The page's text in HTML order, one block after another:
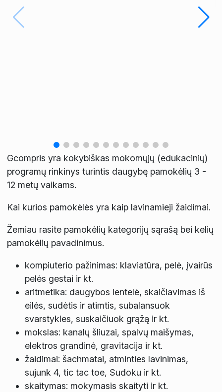
Gcompris yra kokybiškas mokomųjų (edukacinių)
programų rinkinys turintis daugybę pamokėlių 3 -
12 metų vaikams.
Kai kurios pamokėlės yra kaip lavinamieji žaidimai.
Žemiau rasite pamokėlių kategorijų sąrašą bei kelių
pamokėlių pavadinimus.
kompiuterio pažinimas: klaviatūra, pelė, įvairūs
pelės gestai ir kt.
aritmetika: daugybos lentelė, skaičiavimas iš
eilės, sudėtis ir atimtis, subalansuok
svarstykles, suskaičiuok grąžą ir kt.
mokslas: kanalų šliuzai, spalvų maišymas,
elektros grandinė, gravitacija ir kt.
žaidimai: šachmatai, atminties lavinimas,
sujunk 4, tic tac toe, Sudoku ir kt.
skaitymas: mokymasis skaityti ir kt.